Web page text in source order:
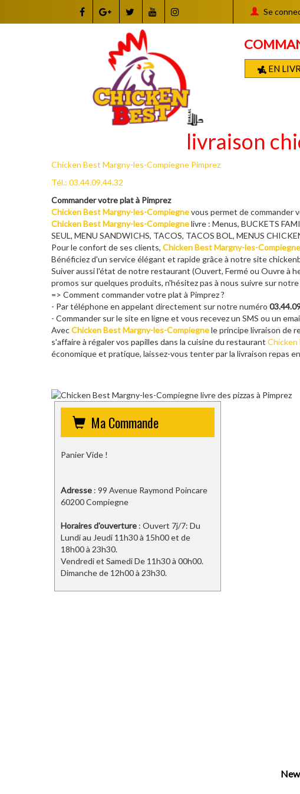
Se
EN
livraison
Chicken Best Margny-les-Compiegne Pimprez
Tél.: 03.44.09.44.32
Commander votre plat à Pimprez
Chicken Best Margny-les-Compiegnevous permet de commander
Chicken Best Margny-les-Compiegnelivre : Menus, BUCKETS
SEUL, MENU SANDWICHS, TACOS, TACOS BOL, MENUS
Pour le confort de ses clients, Chicken Best Margny-les-Compiegne
Bénéficiez d'un service élégant et rapide grâce à notre site
Suiver aussi l'état de notre restaurant (Ouvert, Fermé ou Ouvre à
promos sur quelques produits, n'hésitez pas à nous suivre sur
=> Comment commander votre plat à Pimprez ?
- Par téléphone en appelant directement sur notre numéro
- Commander sur le site en ligne et vous recevez un SMS ou un
AvecChicken Best Margny-les-Compiegnele principe livraison de
s'affaire à régaler vos papilles dans la cuisine du restaurant Chicken
économique et pratique, laissez-vous tenter par la livraison repas
Ma Commande
Panier Vide !
Adresse : 99 Avenue Raymond Poincare
60200 Compiegne
Horaires d'ouverture : Ouvert 7j/7: Du
Lundi au Jeudi 11h30 à 15h00 et de
18h00 à 23h30.
Vendredi et Samedi De 11h30 à 00h00.
Dimanche de 12h00 à 23h30.